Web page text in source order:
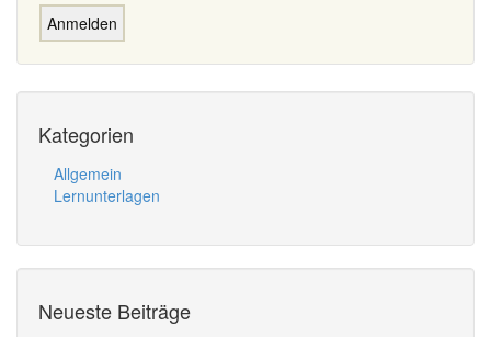
Kategorien
Allgemein
Lernunterlagen
Neueste Beiträge